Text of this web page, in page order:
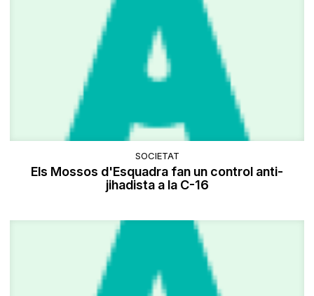
SOCIETAT
Els Mossos d'Esquadra fan un control anti-
jihadista a la C-16